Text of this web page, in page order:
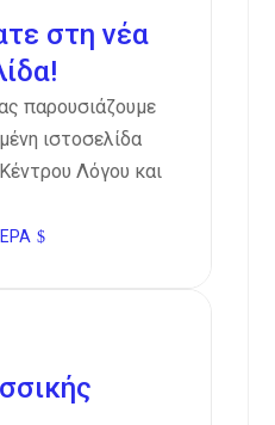
στη νέα
παρουσιάζουμε
ιστοσελίδα
Λόγου και